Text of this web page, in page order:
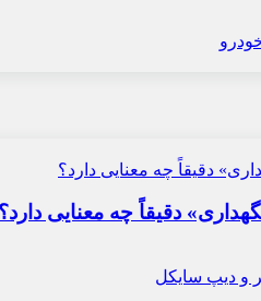
دقیقاً چه معنایی دارد؟